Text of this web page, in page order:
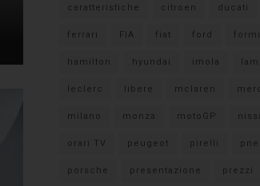
caratteristiche citroen ducati
ferrari FIA fiat ford
hamilton hyundai imola
leclerc libere mclaren
milano monza motoGP
orari TV peugeot pirelli
porsche presentazione prezzi